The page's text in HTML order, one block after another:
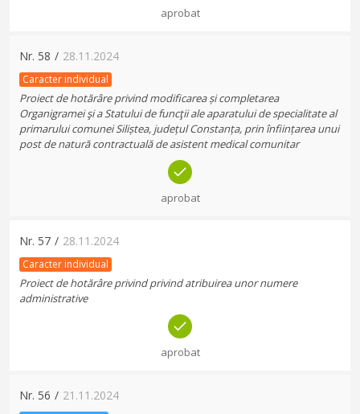
aprobat
Nr. 58 / 28.11.2024
Caracter individual
Proiect de hotărâre privind modificarea și completarea
Organigramei şi a Statului de funcţii ale aparatului de specialitate al
primarului comunei Siliștea, județul Constanța, prin înființarea unui
post de natură contractuală de asistent medical comunitar
aprobat
Nr. 57 / 28.11.2024
Caracter individual
Proiect de hotărâre privind privind atribuirea unor numere
administrative
aprobat
Nr. 56 / 21.11.2024